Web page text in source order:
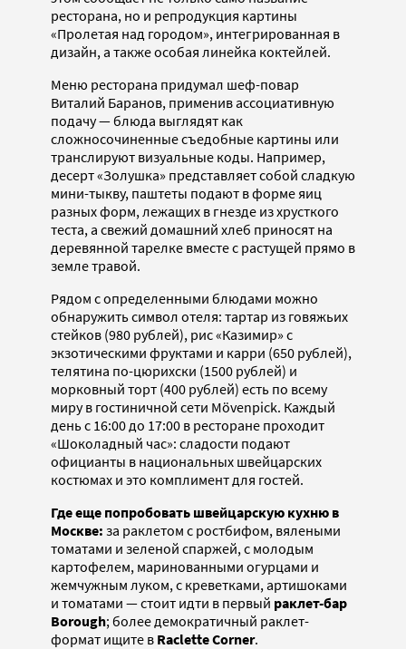
ресторана, но и репродукция картины
«Пролетая над городом», интегрированная в
дизайн, а также особая линейка коктейлей.
Меню ресторана придумал шеф-повар
Виталий Баранов, применив ассоциативную
подачу — блюда выглядят как
сложносочиненные съедобные картины или
транслируют визуальные коды. Например,
десерт «Золушка» представляет собой сладкую
мини-тыкву, паштеты подают в форме яиц
разных форм, лежащих в гнезде из хрусткого
теста, а свежий домашний хлеб приносят на
деревянной тарелке вместе с растущей прямо в
земле травой.
Рядом с определенными блюдами можно
обнаружить символ отеля: тартар из говяжьих
стейков (980 рублей), рис «Казимир» с
экзотическими фруктами и карри (650 рублей),
телятина по-цюрихски (1500 рублей) и
морковный торт (400 рублей) есть по всему
миру в гостиничной сети Mövenpick. Каждый
день с 16:00 до 17:00 в ресторане проходит
«Шоколадный час»: сладости подают
официанты в национальных швейцарских
костюмах и это комплимент для гостей.
Где еще попробовать швейцарскую кухню в
Москве: за раклетом с ростбифом, вялеными
томатами и зеленой спаржей, с молодым
картофелем, маринованными огурцами и
жемчужным луком, с креветками, артишоками
и томатами — стоит идти в первый раклет-бар
Borough; более демократичный раклет-
формат ищите в Raclette Corner.